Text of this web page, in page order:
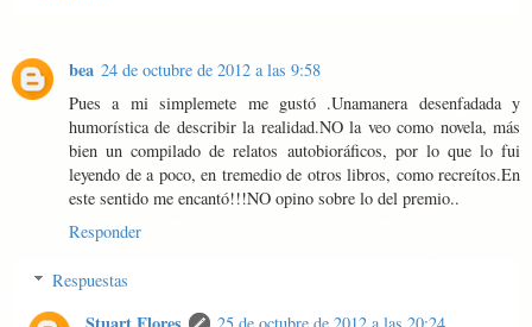
bea 24 de octubre de 2012 a las 9:58
Pues a mi simplemete me gustó .Unamanera desenfadada y
humorística de describir la realidad.NO la veo como novela, más
bien un compilado de relatos autobioráficos, por lo que lo fui
leyendo de a poco, en tremedio de otros libros, como recreítos.En
este sentido me encantó!!!NO opino sobre lo del premio..
Responder
Respuestas